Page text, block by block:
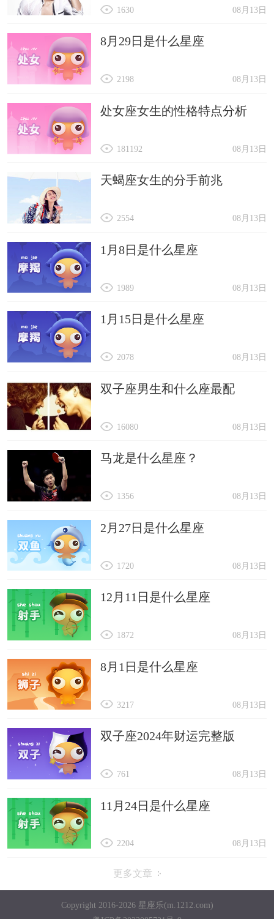
08月13日
1630
8月29日是什么星座
08月13日
2198
处女座女生的性格特点分析
08月13日
181192
天蝎座女生的分手前兆
08月13日
2554
1月8日是什么星座
08月13日
1989
1月15日是什么星座
08月13日
2078
双子座男生和什么座最配
08月13日
16080
马龙是什么星座？
08月13日
1356
2月27日是什么星座
08月13日
1720
12月11日是什么星座
08月13日
1872
8月1日是什么星座
08月13日
3217
双子座2024年财运完整版
08月13日
761
11月24日是什么星座
08月13日
2204
更多文章
Copyright 2016-2026 星座乐(m.1212.com)